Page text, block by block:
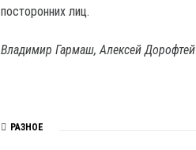
посторонних лиц.
Владимир Гармаш, Алексей Дорофтей
РАЗНОЕ